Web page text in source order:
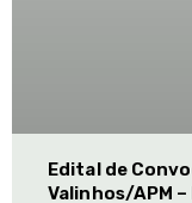
Edital de
Valinhos/APM